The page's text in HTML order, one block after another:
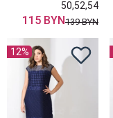
50,52,54
115 BYN139 BYN
12%